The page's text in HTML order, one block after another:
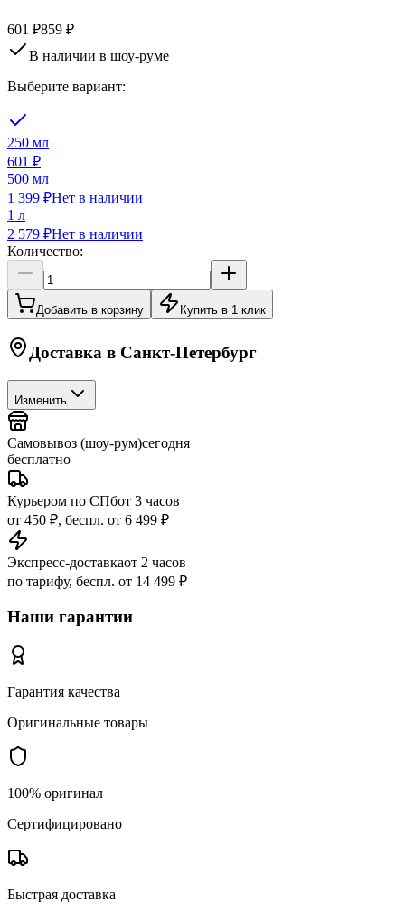
601 ₽859 ₽
В наличии в шоу-руме
Выберите вариант:
250 мл
601 ₽
500 мл
1 399 ₽Нет в наличии
1 л
2 579 ₽Нет в наличии
Количество:
Добавить в корзину Купить в 1 клик
Доставка в Санкт-Петербург
Изменить
Самовывоз (шоу-рум)сегодня
бесплатно
Курьером по СПбот 3 часов
от 450 ₽, беспл. от 6 499 ₽
Экспресс-доставкаот 2 часов
по тарифу, беспл. от 14 499 ₽
Наши гарантии
Гарантия качества
Оригинальные товары
100% оригинал
Сертифицировано
Быстрая доставка